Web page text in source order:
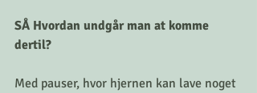
SÅ Hvordan undgår man at komme
dertil?
Med pauser, hvor hjernen kan lave noget